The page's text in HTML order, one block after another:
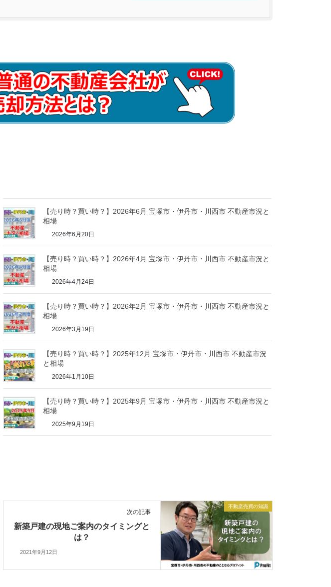
【売り時？買い時？】2026年6月 宝塚市・伊丹市・川西市 不動産市況と
相場
2026年6月20日
【売り時？買い時？】2026年4月 宝塚市・伊丹市・川西市 不動産市況と
相場
2026年4月24日
【売り時？買い時？】2026年2月 宝塚市・伊丹市・川西市 不動産市況と
相場
2026年3月19日
【売り時？買い時？】2025年12月 宝塚市・伊丹市・川西市 不動産市況
と相場
2026年1月10日
【売り時？買い時？】2025年9月 宝塚市・伊丹市・川西市 不動産市況と
相場
2025年9月19日
不動産売買の知識
次の記事
新築戸建の現地ご案内のタイミングと
は？
2021年9月12日